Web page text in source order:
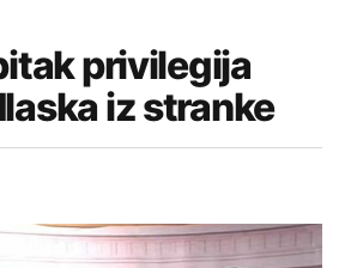
privilegija
iz stranke